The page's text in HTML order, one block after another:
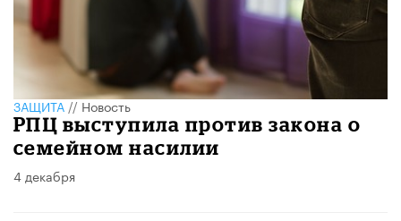
ЗАЩИТА//Новость
РПЦ выступила против закона о
семейном насилии
4 декабря